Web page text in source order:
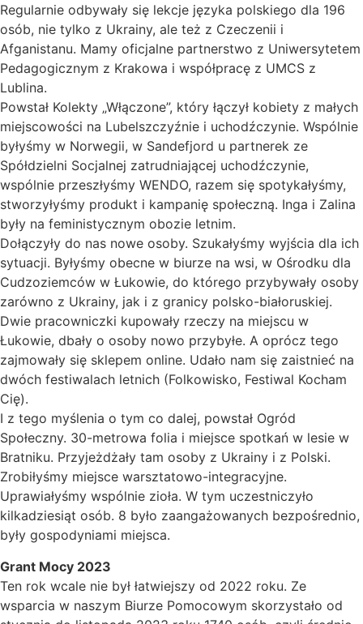
Regularnie odbywały się lekcje języka polskiego dla 196
osób, nie tylko z Ukrainy, ale też z Czeczenii i
Afganistanu. Mamy oficjalne partnerstwo z Uniwersytetem
Pedagogicznym z Krakowa i współpracę z UMCS z
Lublina.
Powstał Kolekty „Włączone”, który łączył kobiety z małych
miejscowości na Lubelszczyźnie i uchodźczynie. Wspólnie
byłyśmy w Norwegii, w Sandefjord u partnerek ze
Spółdzielni Socjalnej zatrudniającej uchodźczynie,
wspólnie przeszłyśmy WENDO, razem się spotykałyśmy,
stworzyłyśmy produkt i kampanię społeczną. Inga i Zalina
były na feministycznym obozie letnim.
Dołączyły do nas nowe osoby. Szukałyśmy wyjścia dla ich
sytuacji. Byłyśmy obecne w biurze na wsi, w Ośrodku dla
Cudzoziemców w Łukowie, do którego przybywały osoby
zarówno z Ukrainy, jak i z granicy polsko-białoruskiej.
Dwie pracowniczki kupowały rzeczy na miejscu w
Łukowie, dbały o osoby nowo przybyłe. A oprócz tego
zajmowały się sklepem online. Udało nam się zaistnieć na
dwóch festiwalach letnich (Folkowisko, Festiwal Kocham
Cię).
I z tego myślenia o tym co dalej, powstał Ogród
Społeczny. 30-metrowa folia i miejsce spotkań w lesie w
Bratniku. Przyjeżdżały tam osoby z Ukrainy i z Polski.
Zrobiłyśmy miejsce warsztatowo-integracyjne.
Uprawiałyśmy wspólnie zioła. W tym uczestniczyło
kilkadziesiąt osób. 8 było zaangażowanych bezpośrednio,
były gospodyniami miejsca.
Grant Mocy 2023
Ten rok wcale nie był łatwiejszy od 2022 roku. Ze
wsparcia w naszym Biurze Pomocowym skorzystało od